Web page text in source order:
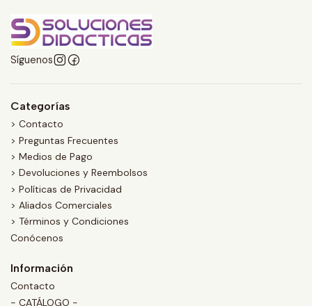
Síguenos
Categorías
> Contacto
> Preguntas Frecuentes
> Medios de Pago
> Devoluciones y Reembolsos
> Políticas de Privacidad
> Aliados Comerciales
> Términos y Condiciones
Conócenos
Información
Contacto
- CATÁLOGO -